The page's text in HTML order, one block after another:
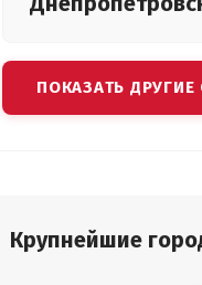
ПОКАЗАТЬ ДРУГИЕ
Крупнейшие